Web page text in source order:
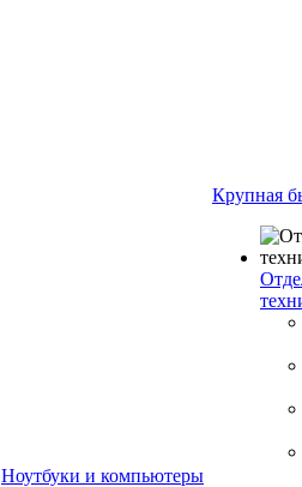
Ноутбуки и компьютеры
Крупная